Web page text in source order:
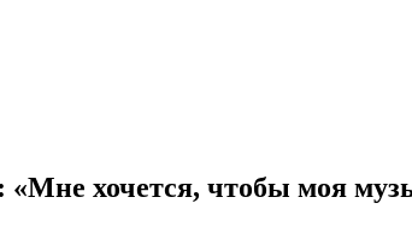
«Мне хочется, чтобы моя